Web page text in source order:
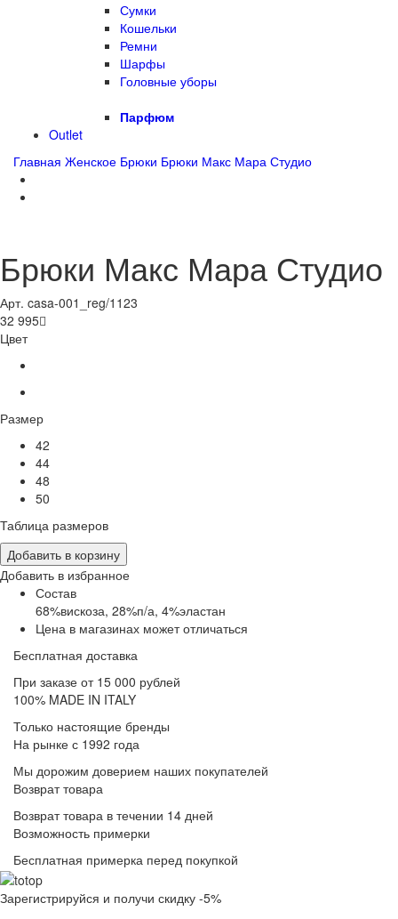
Сумки
Кошельки
Ремни
Шарфы
Головные уборы
Парфюм
Outlet
Главная Женское Брюки Брюки Макс Мара Студио
Брюки Макс Мара Студио
Арт. casa-001_reg/1123
32 995
Цвет
Размер
42
44
48
50
Таблица размеров
Добавить в корзину
Добавить в избранное
Состав
68%вискоза, 28%п/а, 4%эластан
Цена в магазинах может отличаться
Бесплатная доставка
При заказе от 15 000 рублей
100% MADE IN ITALY
Только настоящие бренды
На рынке с 1992 года
Мы дорожим доверием наших покупателей
Возврат товара
Возврат товара в течении 14 дней
Возможность примерки
Бесплатная примерка перед покупкой
Зарегистрируйся и получи скидку -5%